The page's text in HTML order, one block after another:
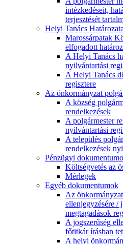
intézkedéseit,
terjesztését
Helyi Tanács
Marossárpatak
elfogadott
A Helyi Tanács
nyilvántartási
A Helyi Tanács
regisztere
Az önkormányzat
A község
rendelkezések
A polgármester
nyilvántartási
A település
rendelkezések
Pénzügyi
Költségvetés az
Mérlegek
Egyéb dokumentumok
Az
ellenjegyzésére /
megtagadások
A jogszerűség
főtitkár írásban
A helyi